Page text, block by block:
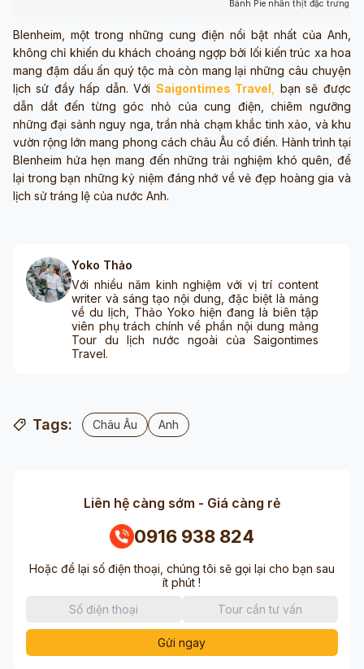
Bánh Pie nhân thịt đặc trưng
Blenheim, một trong những cung điện nổi bật nhất của Anh,
không chỉ khiến du khách choáng ngợp bởi lối kiến trúc xa hoa
mang đậm dấu ấn quý tộc mà còn mang lại những câu chuyện
lịch sử đầy hấp dẫn. Với Saigontimes Travel
bạn sẽ được
dẫn dắt đến từng góc nhỏ của cung điện, chiêm ngưỡng
những đại sảnh nguy nga, trần nhà chạm khắc tinh xảo, và khu
vườn rộng lớn mang phong cách châu Âu cổ điển. Hành trình tại
Blenheim hứa hẹn mang đến những trải nghiệm khó quên, để
lại trong bạn những kỷ niệm đáng nhớ về vẻ đẹp hoàng gia và
lịch sử tráng lệ của nước Anh.
Yoko Thảo
Với nhiều năm kinh nghiệm với vị trí content
writer và sáng tạo nội dung, đặc biệt là mảng
về du lịch, Thảo Yoko hiện đang là biên tập
viên phụ trách chính về phần nội dung mảng
Tour du lịch nước ngoài của Saigontimes
Travel.
Tags: Châu Âu Anh
Liên hệ càng sớm - Giá càng rẻ
0916 938 824
Hoặc để lại số điện thoại, chúng tôi sẽ gọi lại cho bạn sau
ít phút !
Gửi ngay